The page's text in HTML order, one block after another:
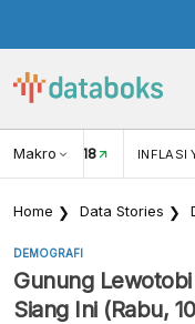
Makro
USD/IDR 18 INFLASI
Home Data Stories
DEMOGRAFI
Gunung
Siang Ini (Rabu,